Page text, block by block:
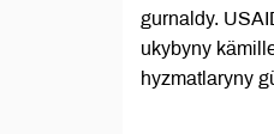
gurnaldy.
ukybyny
hyzmatlaryny